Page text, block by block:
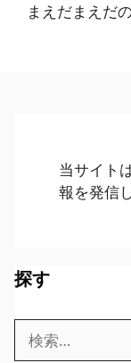
まえだまえだ
当サイト
報を発信
探す
索: